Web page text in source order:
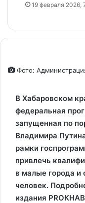
19 февраля 2026,
Фото:
В Хабаровском
федеральная
запущенная по
Владимира
рамки
привлечь
в малые города и
человек.
издания